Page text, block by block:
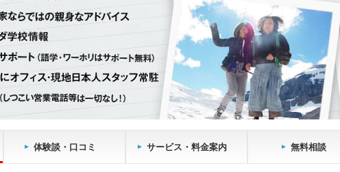
体験談・口コミ サービス・料金案内 無料相談